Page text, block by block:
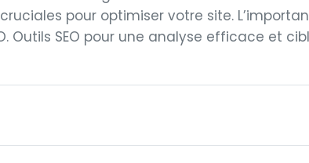
pour optimiser votre site.
Outils SEO pour une analyse efficace et